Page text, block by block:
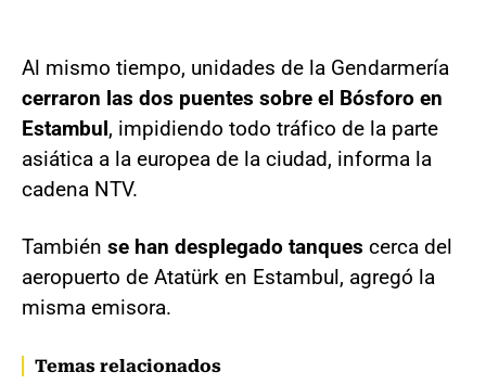
Al mismo tiempo, unidades de la Gendarmería
cerraron las dos puentes sobre el Bósforo en
Estambul, impidiendo todo tráfico de la parte
asiática a la europea de la ciudad, informa la
cadena NTV.
También se han desplegado tanques cerca del
aeropuerto de Atatürk en Estambul, agregó la
misma emisora.
Temas relacionados